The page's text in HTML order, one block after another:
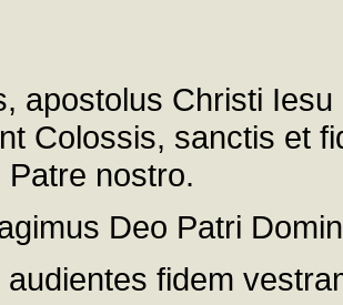
apostolus Christi
Colossis, sanctis et
Patre nostro.
Deo Patri
audientes fidem